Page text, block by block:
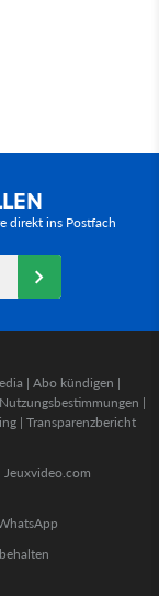
direkt ins Postfach
| Abo kündigen |
Nutzungsbestimmungen |
| Transparenzbericht
Jeuxvideo.com